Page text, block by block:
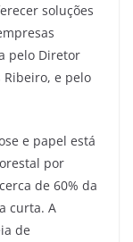
soluções
pelo Diretor
Ribeiro, e pelo
e papel está
por
de 60% da
curta. A
de